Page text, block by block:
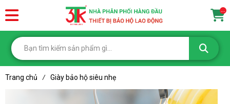
...
Trang chủ / Giày bảo hộ siêu nhẹ